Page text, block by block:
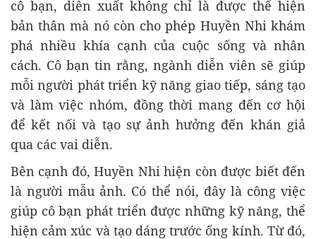
cô bạn, diễn xuất không chỉ là được thể hiện
bản thân mà nó còn cho phép Huyền Nhi khám
phá nhiều khía cạnh của cuộc sống và nhân
cách. Cô bạn tin rằng, ngành diễn viên sẽ giúp
mỗi người phát triển kỹ năng giao tiếp, sáng tạo
và làm việc nhóm, đồng thời mang đến cơ hội
để kết nối và tạo sự ảnh hưởng đến khán giả
qua các vai diễn.
Bên cạnh đó, Huyền Nhi hiện còn được biết đến
là người mẫu ảnh. Có thể nói, đây là công việc
giúp cô bạn phát triển được những kỹ năng, thể
hiện cảm xúc và tạo dáng trước ống kính. Từ đó,